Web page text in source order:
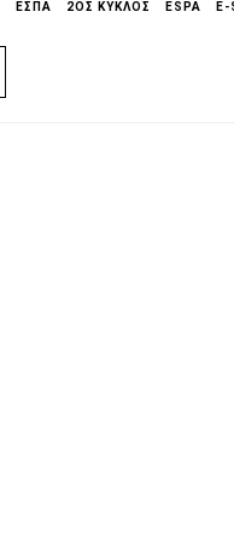
ΕΣΠΑ 2ΟΣ ΚΥΚΛΟΣ ESPA E-